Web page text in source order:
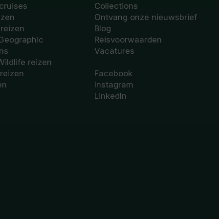
reizen
Collections
Ontvang onze nieuwsbrief
Blog
Reisvoorwaarden
Vacatures
Facebook
Instagram
LinkedIn